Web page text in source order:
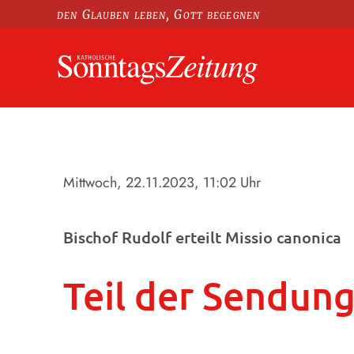
den Glauben leben, Gott begegnen
Mittwoch, 22.11.2023, 11:02 Uhr
Bischof Rudolf erteilt Missio canonica
Teil der